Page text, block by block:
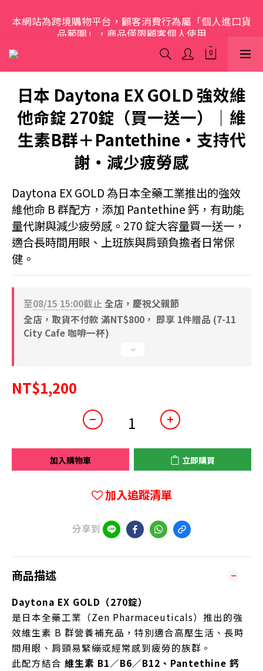
品範圍」，商品僅限顧客個人使用
歡迎光臨 S.A.W
日本 Daytona EX GOLD 強效維
他命錠 270錠（買一送一）｜維
生素B群＋Pantethine・支持代
謝・減少疲勞感
Daytona EX GOLD 為日本全藥工業推出的強效
維他命 B 群配方，添加 Pantethine 鈣，有助能
量代謝與減少疲勞感。270 錠大容量買一送一，
適合長時間用眼、上班族與肩頸負擔者日常保
健。
至08/15 15:00截止 全店，慶祝父親節
全店，取貨不付款 滿NT$800， 即享 1件贈品 (7-11
City Cafe 咖啡一杯)
NT$1,200
加入購物車 立即購買
加入追蹤清單
分享到
商品描述
Daytona EX GOLD（270錠）
是日本全藥工業（Zen Pharmaceuticals）推出的強
效維生素 B 群營養補充品，特別適合高壓生活、長時
間用眼、肩頸易緊繃或經常感到疲勞的族群。
此配方結合 維生素 B1／B6／B12、Pantethine 鈣